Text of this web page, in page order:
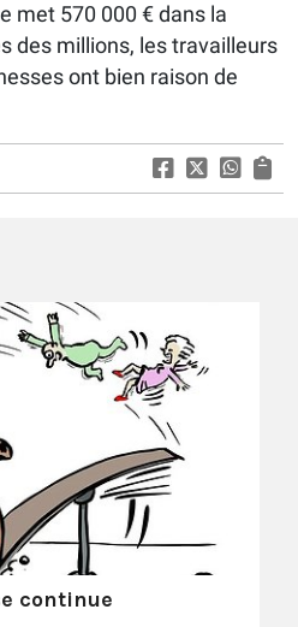
met 570 000 € dans la
des millions, les travailleurs
ont bien raison de
continue